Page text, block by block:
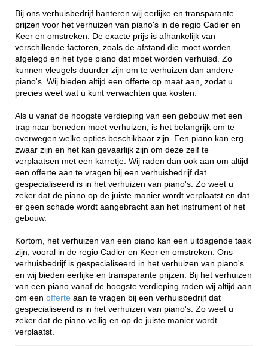
Bij ons verhuisbedrijf hanteren wij eerlijke en transparante
prijzen voor het verhuizen van piano's in de regio Cadier en
Keer en omstreken. De exacte prijs is afhankelijk van
verschillende factoren, zoals de afstand die moet worden
afgelegd en het type piano dat moet worden verhuisd. Zo
kunnen vleugels duurder zijn om te verhuizen dan andere
piano's. Wij bieden altijd een offerte op maat aan, zodat u
precies weet wat u kunt verwachten qua kosten.
Als u vanaf de hoogste verdieping van een gebouw met een
trap naar beneden moet verhuizen, is het belangrijk om te
overwegen welke opties beschikbaar zijn. Een piano kan erg
zwaar zijn en het kan gevaarlijk zijn om deze zelf te
verplaatsen met een karretje. Wij raden dan ook aan om altijd
een offerte aan te vragen bij een verhuisbedrijf dat
gespecialiseerd is in het verhuizen van piano's. Zo weet u
zeker dat de piano op de juiste manier wordt verplaatst en dat
er geen schade wordt aangebracht aan het instrument of het
gebouw.
Kortom, het verhuizen van een piano kan een uitdagende taak
zijn, vooral in de regio Cadier en Keer en omstreken. Ons
verhuisbedrijf is gespecialiseerd in het verhuizen van piano's
en wij bieden eerlijke en transparante prijzen. Bij het verhuizen
van een piano vanaf de hoogste verdieping raden wij altijd aan
om een offerte aan te vragen bij een verhuisbedrijf dat
gespecialiseerd is in het verhuizen van piano's. Zo weet u
zeker dat de piano veilig en op de juiste manier wordt
verplaatst.